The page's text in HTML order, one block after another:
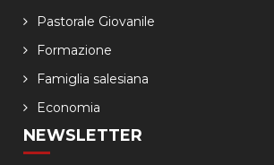
Pastorale Giovanile
Formazione
Famiglia salesiana
Economia
NEWSLETTER